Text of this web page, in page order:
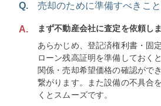
Q. 売却のために準備すべきこと
A.
まず不動産会社に査定を依頼しま
あらかじめ、登記済権利書・固
ローン残高証明を準備しておく
関係・売却希望価格の確認がで
繋がります。また設備の不具合
くとスムーズです。